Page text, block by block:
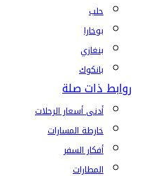
حلب
بوخارا
بنغازي
بانكوك
روابط ذات صلة
أدنى أسعار الرحلات
خارطة المسارات
أفكار السفر
المطارات